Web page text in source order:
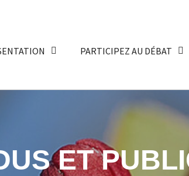
PARTICIPEZ AU DÉBAT
ET